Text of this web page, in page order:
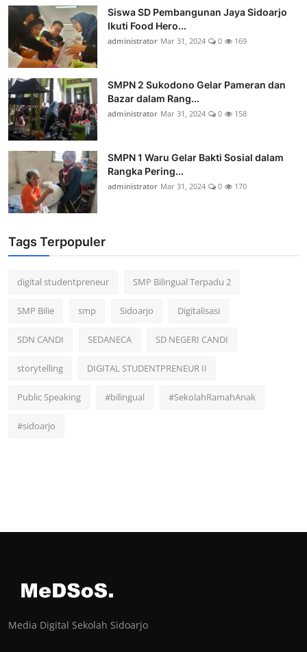
Siswa SD Pembangunan Jaya Sidoarjo
Ikuti Food Hero...
administrator Mar 31, 2024 0 169
SMPN 2 Sukodono Gelar Pameran dan
Bazar dalam Rang...
administrator Mar 31, 2024 0 158
SMPN 1 Waru Gelar Bakti Sosial dalam
Rangka Pering...
administrator Mar 31, 2024 0 170
Tags Terpopuler
digital studentpreneur SMP Bilingual Terpadu 2
SMP Bilie smp Sidoarjo Digitalisasi
SDN CANDI SEDANECA SD NEGERI CANDI
storytelling DIGITAL STUDENTPRENEUR II
Public Speaking #bilingual #SekolahRamahAnak
#sidoarjo
Media Digital Sekolah Sidoarjo